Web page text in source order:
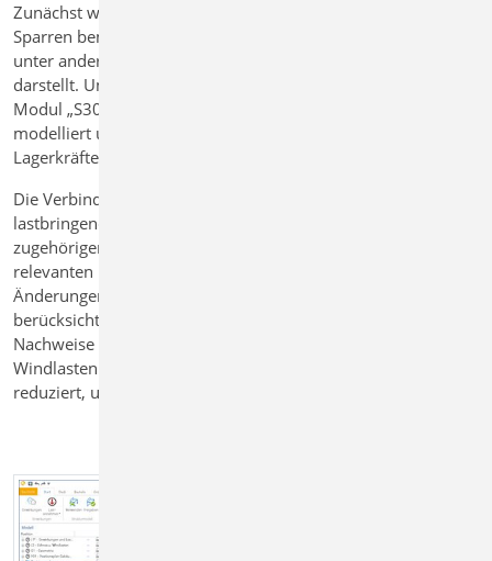
Zunächst wird im Modul
Sparren bemessen. Dabei entstehen Auflagerreaktionen,
unter anderem am Lager E, das die Verbindung zur Firstpfette
darstellt. Um diese Reaktionen weiterzugeben, wird im
Modul „S302.de Holz-Durchlaufträger“ die Firstpfette
modelliert und über den Lastabtrag mit den ermittelten
Lagerkräften aus der Sparren Position verknüpft.
Die Verbindung erfolgt automatisch über die Auswahl der
lastbringenden Position (Sparren) und der Auswahl des
zugehörigen Lagers (E). Die BauStatik übernimmt alle
relevanten Lagerreaktionen und stellt sicher, dass
Änderungen am Sparren automatisch in der Firstpfette
berücksichtigt werden. Zusätzlich wird für die statischen
Nachweise der Firstpfette der Umfang der Schnee- und
Windlasten bei der Übernahme gezielt auf die Maximalwerte
reduziert, um die Ausgabe übersichtlich zu halten.